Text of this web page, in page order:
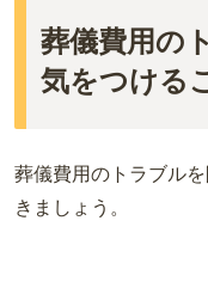
葬儀費用の
気をつける
葬儀費用のトラブル
きましょう。